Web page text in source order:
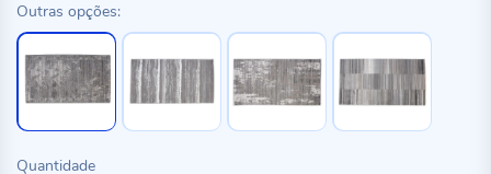
Outras opções:
Quantidade